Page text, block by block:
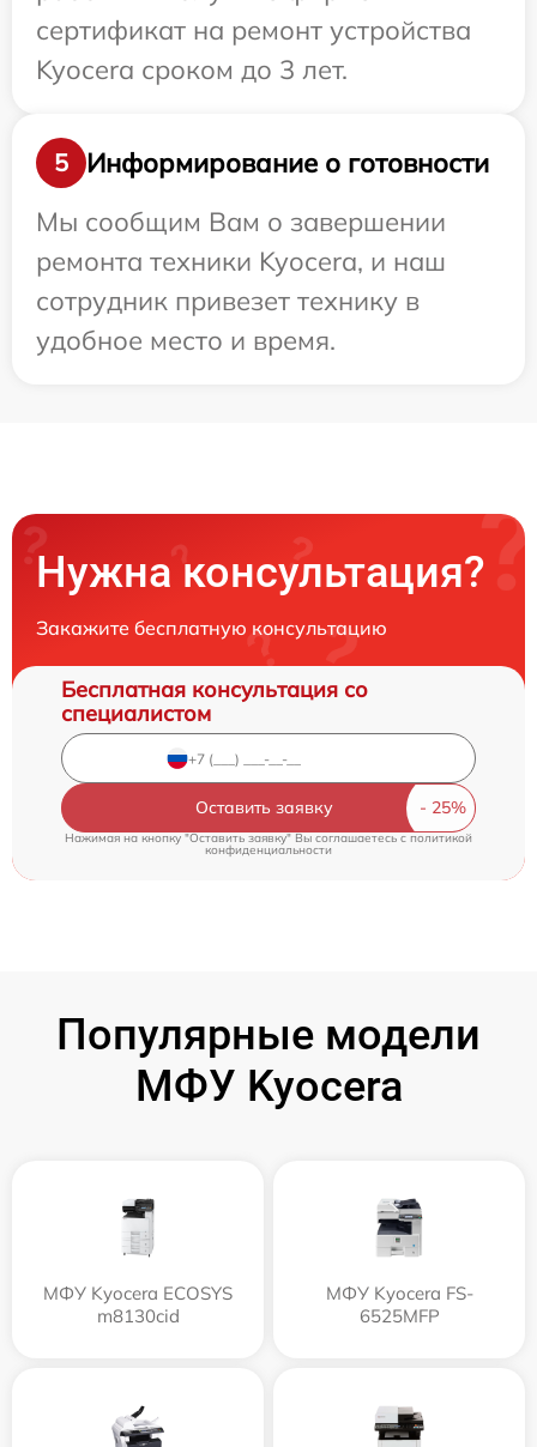
сертификат на ремонт устройства
Kyocera сроком до 3 лет.
5
Информирование о готовности
Мы сообщим Вам о завершении
ремонта техники Kyocera, и наш
сотрудник привезет технику в
удобное место и время.
Нужна консультация?
Закажите бесплатную консультацию
Бесплатная консультация со
специалистом
Оставить заявку
Нажимая на кнопку "Оставить заявку" Вы соглашаетесь c политикой
конфиденциальности
Популярные модели
МФУ Kyocera
МФУ Kyocera ECOSYS
m8130cid
МФУ Kyocera FS-
6525MFP